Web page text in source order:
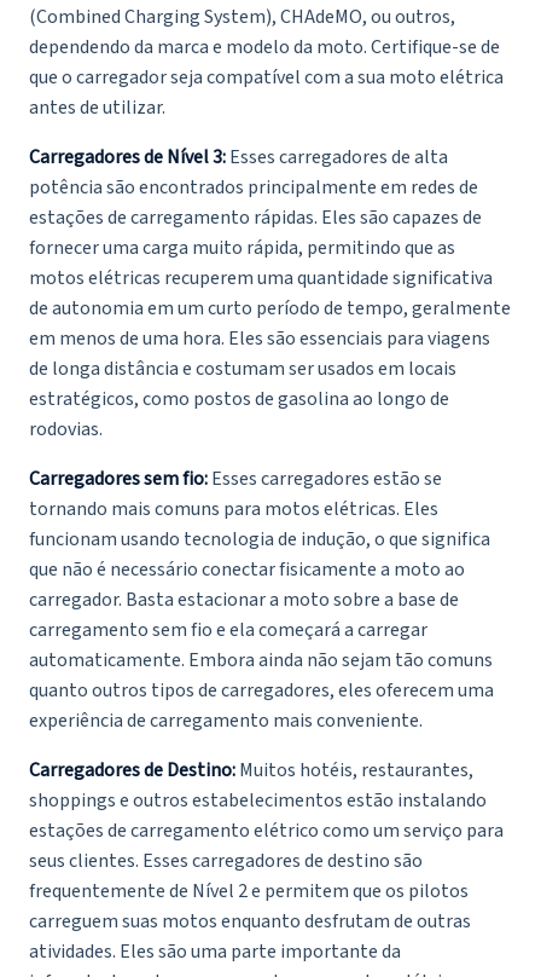
(Combined Charging System), CHAdeMO, ou outros,
dependendo da marca e modelo da moto. Certifique-se de
que o carregador seja compatível com a sua moto elétrica
antes de utilizar.
Carregadores de Nível 3:Esses carregadores de alta
potência são encontrados principalmente em redes de
estações de carregamento rápidas. Eles são capazes de
fornecer uma carga muito rápida, permitindo que as
motos elétricas recuperem uma quantidade significativa
de autonomia em um curto período de tempo, geralmente
em menos de uma hora. Eles são essenciais para viagens
de longa distância e costumam ser usados em locais
estratégicos, como postos de gasolina ao longo de
rodovias.
Carregadores sem fio:Esses carregadores estão se
tornando mais comuns para motos elétricas. Eles
funcionam usando tecnologia de indução, o que significa
que não é necessário conectar fisicamente a moto ao
carregador. Basta estacionar a moto sobre a base de
carregamento sem fio e ela começará a carregar
automaticamente. Embora ainda não sejam tão comuns
quanto outros tipos de carregadores, eles oferecem uma
experiência de carregamento mais conveniente.
Carregadores de Destino:Muitos hotéis, restaurantes,
shoppings e outros estabelecimentos estão instalando
estações de carregamento elétrico como um serviço para
seus clientes. Esses carregadores de destino são
frequentemente de Nível 2 e permitem que os pilotos
carreguem suas motos enquanto desfrutam de outras
atividades. Eles são uma parte importante da